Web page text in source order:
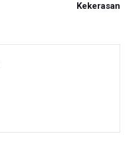
Kekerasan